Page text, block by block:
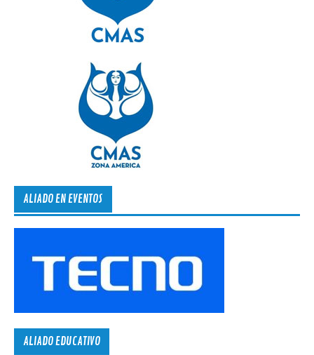
ALIADO EN EVENTOS
ALIADO EDUCATIVO